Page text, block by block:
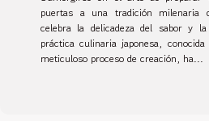
puertas a una tradición milenaria
celebra la delicadeza del sabor y
práctica culinaria japonesa,
meticuloso proceso de creación, ha...